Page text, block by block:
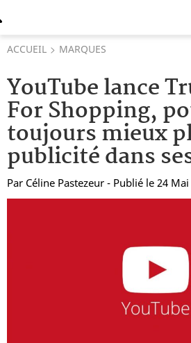
ACCUEIL MARQUES
YouTube lance
For Shopping,
toujours mieux
publicité dans
Par Céline Pastezeur - Publié le 24 Mai